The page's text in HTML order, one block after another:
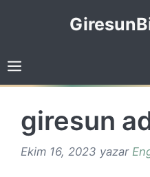
giresun
Ekim 16, 2023 yazar